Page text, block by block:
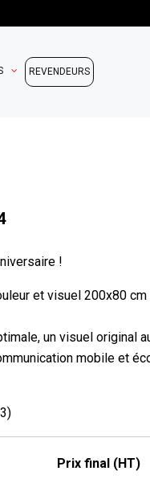
REVENDEURS
!
et visuel 200x80
un visuel original
mobile et
Prix final (HT)